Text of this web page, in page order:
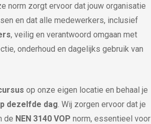
norm zorgt ervoor dat jouw organisatie
en dat alle medewerkers, inclusief
, veilig en verantwoord omgaan met
onderhoud en dagelijks gebruik van
op onze eigen locatie en behaal je
dezelfde dag. Wij zorgen ervoor dat je
de NEN 3140 VOP norm, essentieel voor